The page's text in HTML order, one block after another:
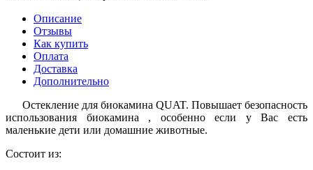
Описание
Отзывы
Как купить
Оплата
Доставка
Дополнительно
Остекление для биокамина QUAT. Повышает безопасность
использования биокамина , особенно если у Вас есть
маленькие дети или домашние животные.
Состоит из: